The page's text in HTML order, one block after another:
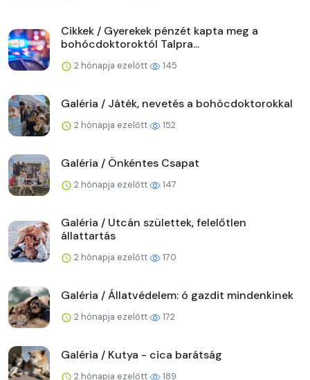
Cikkek / Gyerekek pénzét kapta meg a
bohócdoktoroktól Talpra...
2 hónapja ezelőtt 145
Galéria / Játék, nevetés a bohócdoktorokkal
2 hónapja ezelőtt 152
Galéria / Önkéntes Csapat
2 hónapja ezelőtt 147
Galéria / Utcán születtek, felelőtlen
állattartás
2 hónapja ezelőtt 170
Galéria / Állatvédelem: ó gazdit mindenkinek
2 hónapja ezelőtt 172
Galéria / Kutya - cica barátság
2 hónapja ezelőtt 189